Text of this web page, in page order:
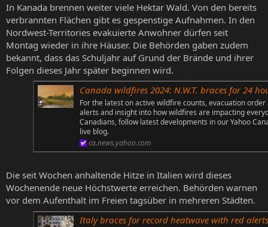
In Kanada brennen weiter viele Hektar Wald. Von den bereits
verbrannten Flächen gibt es gespenstige Aufnahmen. In den
Nordwest-Territories evakuierte Anwohner dürfen seit
Montag wieder in ihre Häuser. Die Behörden gaben zudem
bekannt, dass das Schuljahr auf Grund der Brände und ihrer
Folgen dieses Jahr später beginnen wird.
Canada wildfires 2024: N.W.T. braces for 24 hours of 'extreme' wildfire weather and other latest wildfire developments
For the latest on active wildfire counts, evacuation order
alerts and insight into how wildfires are impacting
Canadians, follow latest developments in our Yahoo
live blog.
ca.news.yahoo.com
Die seit Wochen anhaltende Hitze in Italien wird dieses
Wochenende neue Höchstwerte erreichen. Behörden warnen
vor dem Aufenthalt im Freien tagsüber in mehreren Städten.
Italy braces for record heatwave with red alerts in 22